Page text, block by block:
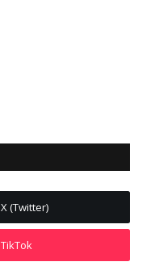
X (Twitter)
TikTok